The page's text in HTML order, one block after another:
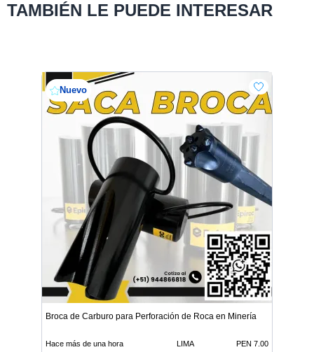
TAMBIÉN LE PUEDE INTERESAR
Nuevo
Broca de Carburo para Perforación de Roca en Minería
Hace más de una hora LIMA PEN 7.00